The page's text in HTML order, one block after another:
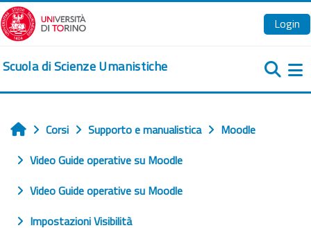
Vai al contenuto principale
Login
Scuola di Scienze Umanistiche
Home
Corsi Supporto e manualistica
Moodle
Video Guide operative su Moodle
Video Guide operative su Moodle
Impostazioni Visibilità